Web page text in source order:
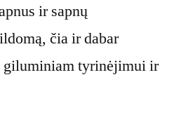
ir sapnų
čia ir dabar
giluminiam tyrinėjimui ir